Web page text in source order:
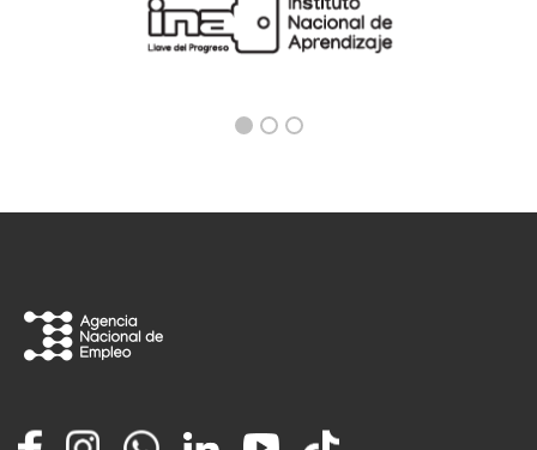
FacebookInstagramWhatsappLinkedInYouTube
TikTok